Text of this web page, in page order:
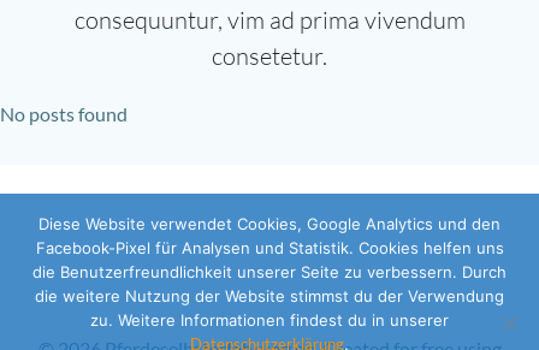
consequuntur, vim ad prima vivendum
consetetur.
No posts found
Diese Website verwendet Cookies, Google Analytics und den
Facebook-Pixel für Analysen und Statistik. Cookies helfen uns
die Benutzerfreundlichkeit unserer Seite zu verbessern. Durch
die weitere Nutzung der Website stimmst du der Verwendung
zu. Weitere Informationen findest du in unserer
Datenschutzerklärung.